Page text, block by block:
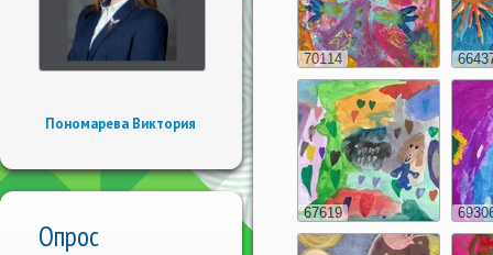
Пономарева Виктория
Опрос
70114
67619